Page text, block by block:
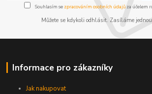
Souhlasím se zpracováním osobních údajůza účelem
Můžete se kdykoli odhlásit. Zasíláme
Informace pro zákazníky
Jak nakupovat